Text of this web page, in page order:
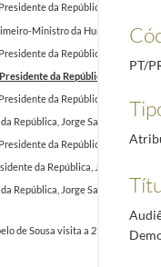
da República, Jorge
Ministro da Hungria, Viktor
da República, Jorge
da República, Jorge
da República, Jorge
República, Jorge Sampaio, ao
da República, Jorge
da República, Jorge
República, Jorge Sampaio, a
de Sousa visita a 21.ª edição da
PT/